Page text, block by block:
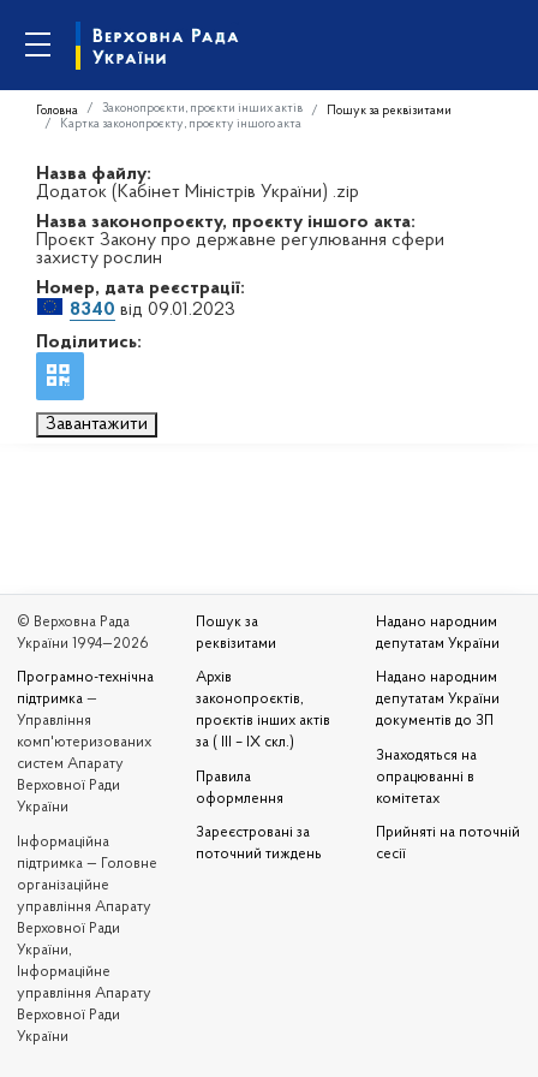
Головна Законопроєкти, проєкти інших актів
Пошук за реквізитами
Картка законопроєкту, проєкту іншого акта
Назва файлу:
Додаток (Кабінет Міністрів України) .zip
Назва законопроєкту, проєкту іншого акта:
Проєкт Закону про державне регулювання сфери
захисту рослин
Номер, дата реєстрації:
8340 від 09.01.2023
Поділитись:
Завантажити
© Верховна Рада
України 1994—2026
Програмно-технічна
підтримка —
Управління
комп'ютеризованих
систем Апарату
Верховної Ради
України
Iнформаційна
підтримка — Головне
організаційне
управління Апарату
Верховної Ради
України,
Інформаційне
управління Апарату
Верховної Ради
України
Пошук за
реквізитами
Архів
законопроєктів,
проєктів інших актів
за ( III – IX скл.)
Правила
оформлення
Зареєстровані за
поточний тиждень
Надано народним
депутатам України
Надано народним
депутатам України
документів до ЗП
Знаходяться на
опрацюванні в
комітетах
Прийняті на поточній
сесії